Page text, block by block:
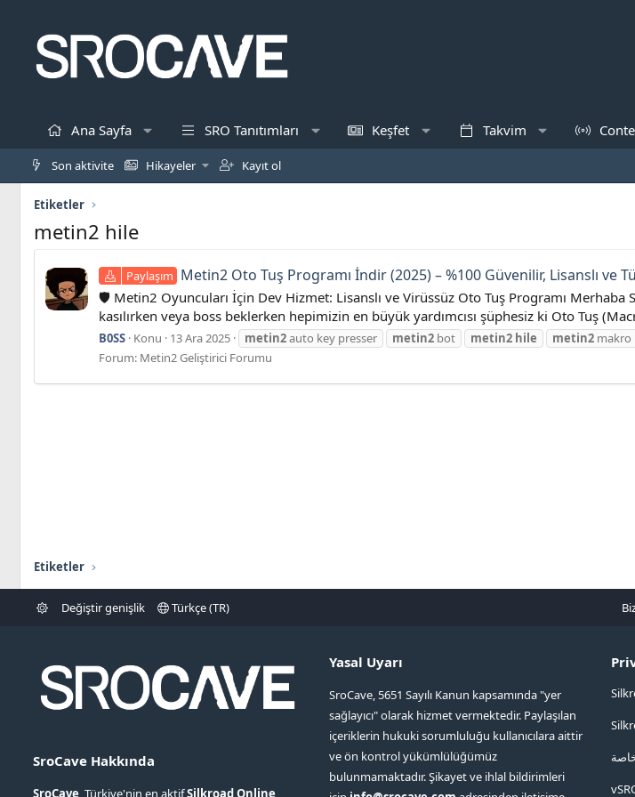
Ana Sayfa SRO Tanıtımları Keşfet Takvim
Son aktivite Hikayeler Kayıt ol
Etiketler
metin2 hile
Paylaşım Metin2 Oto Tuş Programı İndir (2025) – %100 Güvenilir, Lisanslı ve
🛡️ Metin2 Oyuncuları İçin Dev Hizmet: Lisanslı ve Virüssüz Oto Tuş Programı
kasılırken veya boss beklerken hepimizin en büyük yardımcısı şüphesiz ki Oto Tuş
B0SS Konu 13 Ara 2025 metin2auto key presser metin2 bot metin2 hile metin2 makro
Forum: Metin2 Geliştirici Forumu
Etiketler
Değiştir genişlik Türkçe (TR)
SroCave Hakkında
SroCave , Türkiye'nin en aktifSilkroad Online
Yasal Uyarı
SroCave, 5651 Sayılı Kanun kapsamında "yer
sağlayıcı" olarak hizmet vermektedir. Paylaşılan
içeriklerin hukuki sorumluluğu kullanıcılara aittir
ve ön kontrol yükümlülüğümüz
bulunmamaktadır. Şikayet ve ihlal bildirimleri